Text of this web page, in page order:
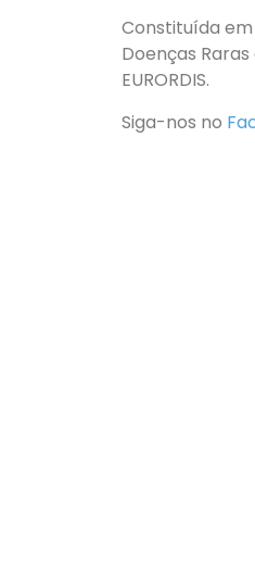
Constituída
Doenças
EURORDIS.
Siga-nos no